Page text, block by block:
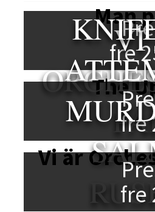
Man
fre
The
VI
fre
Vi är
fre